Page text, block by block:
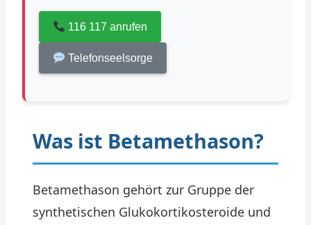
116 117 anrufen
Telefonseelsorge
Was ist Betamethason?
Betamethason gehört zur Gruppe der
synthetischen Glukokortikosteroide und